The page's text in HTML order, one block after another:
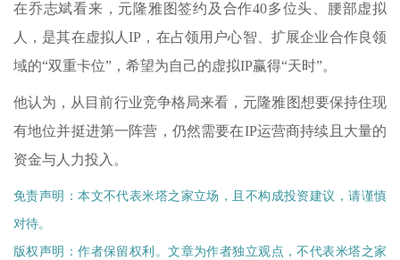
在乔志斌看来，元隆雅图签约及合作40多位头、腰部虚拟
人，是其在虚拟人IP，在占领用户心智、扩展企业合作良领
域的“双重卡位”，希望为自己的虚拟IP赢得“天时”。
他认为，从目前行业竞争格局来看，元隆雅图想要保持住现
有地位并挺进第一阵营，仍然需要在IP运营商持续且大量的
资金与人力投入。
免责声明：本文不代表米塔之家立场，且不构成投资建议，请谨慎
对待。
版权声明：作者保留权利。文章为作者独立观点，不代表米塔之家